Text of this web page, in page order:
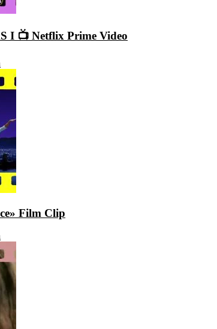
I 📺 Netflix Prime Video
Film Clip